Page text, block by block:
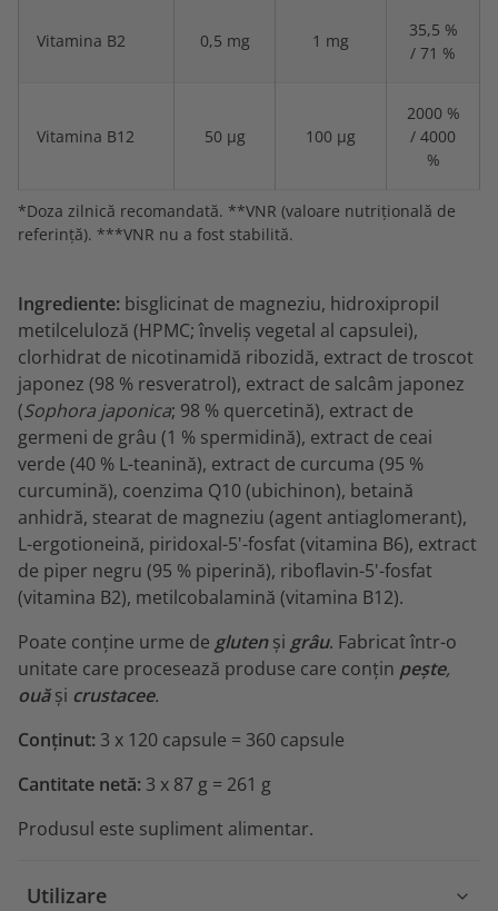
Vitamina B2 0,5 mg 1 mg
35,5 %
/ 71 %
Vitamina B12 50 µg 100 µg
2000 %
/ 4000
%
*Doza zilnică recomandată. **VNR (valoare nutrițională de
referință). ***VNR nu a fost stabilită.
Ingrediente: bisglicinat de magneziu, hidroxipropil
metilceluloză (HPMC; înveliș vegetal al capsulei),
clorhidrat de nicotinamidă ribozidă, extract de troscot
japonez (98 % resveratrol), extract de salcâm japonez
(Sophora japonica; 98 % quercetină), extract de
germeni de grâu (1 % spermidină), extract de ceai
verde (40 % L-teanină), extract de curcuma (95 %
curcumină), coenzima Q10 (ubichinon), betaină
anhidră, stearat de magneziu (agent antiaglomerant),
L-ergotioneină, piridoxal-5'-fosfat (vitamina B6), extract
de piper negru (95 % piperină), riboflavin-5'-fosfat
(vitamina B2), metilcobalamină (vitamina B12).
Poate conține urme de glutenși grâu. Fabricat într-o
unitate care procesează produse care conțin pește,
ouăși crustacee.
Conținut: 3 x 120 capsule = 360 capsule
Cantitate netă: 3 x 87 g = 261 g
Produsul este supliment alimentar.
Utilizare